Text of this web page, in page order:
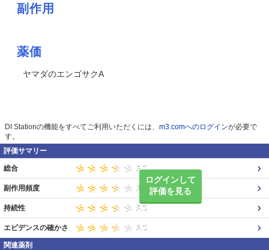
副作用
薬価
ヤマダのエンゴサクA
DI Stationの機能をすべてご利用いただくには、 m3.comへのログインが必要で
す。
評価サマリー
ログインして
評価を見る
総合
副作用頻度
持続性
エビデンスの確かさ
関連薬剤